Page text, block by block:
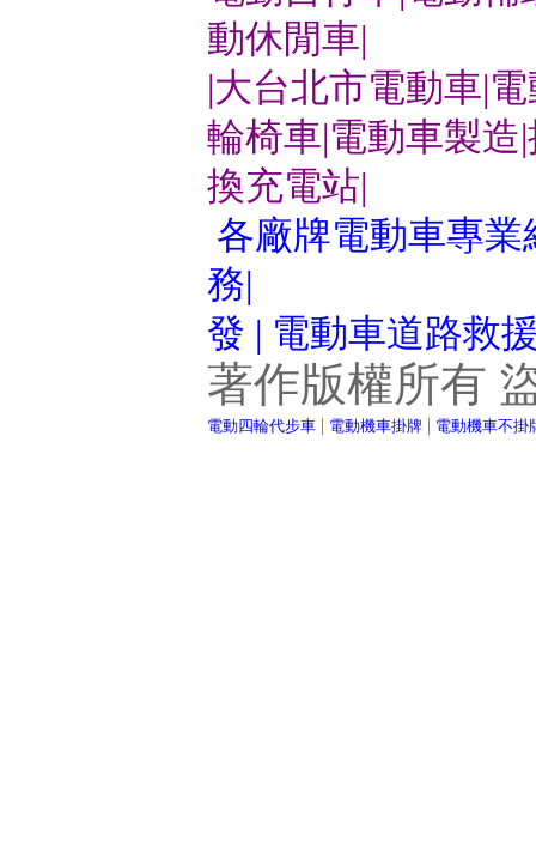
動休閒車|
|大台北市電動車|
輪椅車|電動車製造
換充電站|
各廠牌電動車專
務|
發 | 電動車道路救
著作版權所有
電動四輪代步車 | 電動機車掛牌 | 電動機車不掛